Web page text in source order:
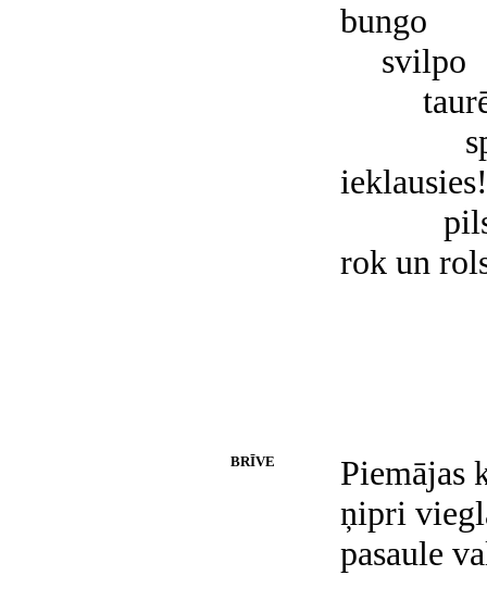
bungo
svilpo
ieklausies!
rok un
BRĪVE
Piemājas
ņipri
pasaule